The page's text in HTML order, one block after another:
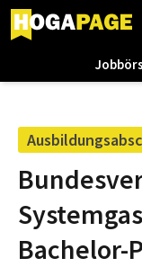
Bachelor-